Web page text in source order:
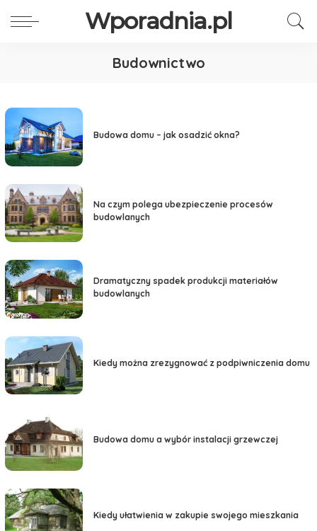
Wporadnia.pl
Budownictwo
Budowa domu – jak osadzić okna?
Na czym polega ubezpieczenie procesów
budowlanych
Dramatyczny spadek produkcji materiałów
budowlanych
Kiedy można zrezygnować z podpiwniczenia domu
Budowa domu a wybór instalacji grzewczej
Kiedy ułatwienia w zakupie swojego mieszkania